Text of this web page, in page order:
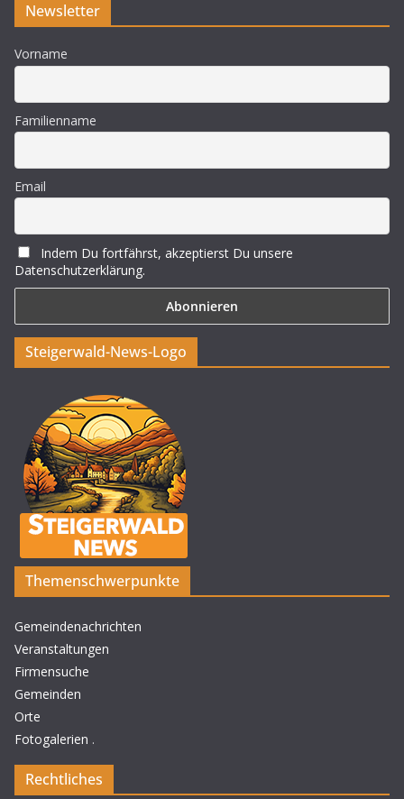
Newsletter
Vorname
Familienname
Email
Indem Du fortfährst, akzeptierst Du unsere
Datenschutzerklärung.
Steigerwald-News-Logo
Themenschwerpunkte
Gemeindenachrichten
Veranstaltungen
Firmensuche
Gemeinden
Orte
Fotogalerien .
Rechtliches